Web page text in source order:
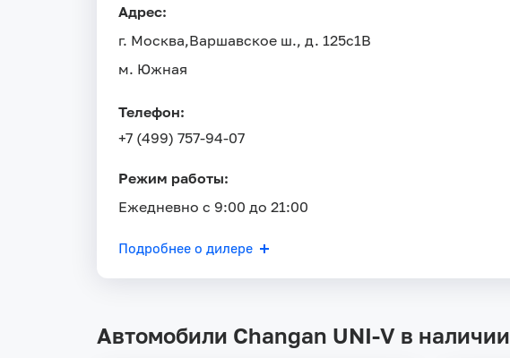
Адрес:
г. Москва,Варшавское ш., д. 125с1В
м. Южная
Телефон:
+7 (499) 757-94-07
Режим работы:
Ежедневно с 9:00 до 21:00
Подробнее о дилере
Автомобили Changan UNI-V в наличии